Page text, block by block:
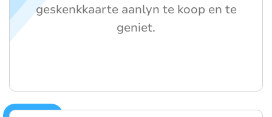
geskenkkaarte aanlyn te koop en te
geniet.